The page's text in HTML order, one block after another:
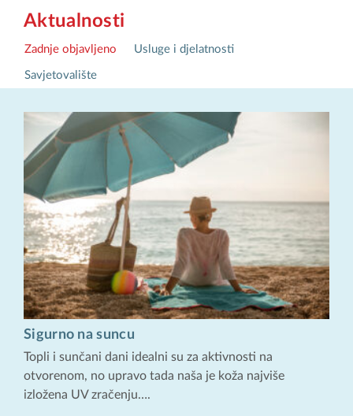
Aktualnosti
Zadnje objavljeno Usluge i djelatnosti
Savjetovalište
Sigurno na suncu
Topli i sunčani dani idealni su za aktivnosti na
otvorenom, no upravo tada naša je koža najviše
izložena UV zračenju….